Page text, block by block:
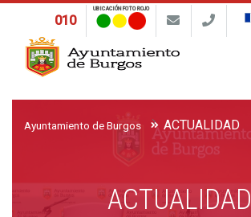
010
UBICACIÓN FOTO ROJO
Ayuntamiento de Burgos ACTUALIDAD
ACTUALIDAD